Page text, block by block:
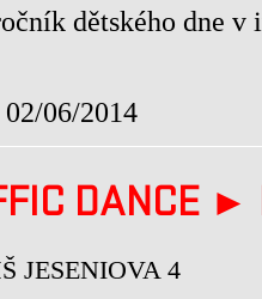
dětského dne v
06/2014
DANCE ►
JESENIOVA 4